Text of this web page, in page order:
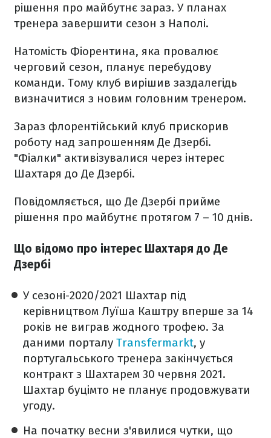
рішення про майбутнє зараз. У планах
тренера завершити сезон з Наполі.
Натомість Фіорентина, яка провалює
черговий сезон, планує перебудову
команди. Тому клуб вирішив заздалегідь
визначитися з новим головним тренером.
Зараз флорентійський клуб прискорив
роботу над запрошенням Де Дзербі.
"Фіалки" активізувалися через інтерес
Шахтаря до Де Дзербі.
Повідомляється, що Де Дзербі прийме
рішення про майбутнє протягом 7 – 10 днів.
Що відомо про інтерес Шахтаря до Де
Дзербі
У сезоні-2020/2021 Шахтар під
керівництвом Луїша Каштру вперше за 14
років не виграв жодного трофею. За
даними порталу Transfermarkt, у
португальського тренера закінчується
контракт з Шахтарем 30 червня 2021.
Шахтар буцімто не планує продовжувати
угоду.
На початку весни з'явилися чутки, що